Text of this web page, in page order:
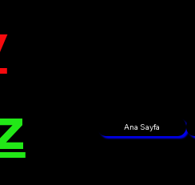
Ana Sayfa